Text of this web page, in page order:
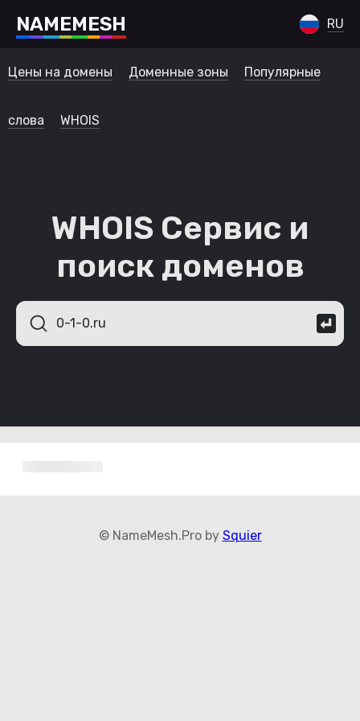
NAMEMESH RU
Цены на домены Доменные зоны Популярные
слова WHOIS
WHOIS Сервис и
поиск доменов
© NameMesh.Pro by Squier